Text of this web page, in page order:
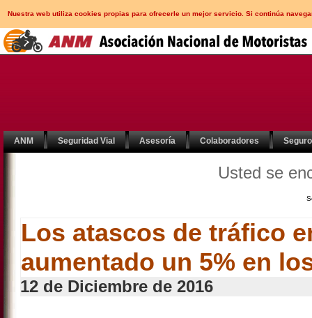
Nuestra web utiliza cookies propias para ofrecerle un mejor servicio. Si continúa
ANM Seguridad Vial Asesoría Colaboradores
Usted se
Los atascos de tráfico
aumentado un 5% en
12 de Diciembre de 2016